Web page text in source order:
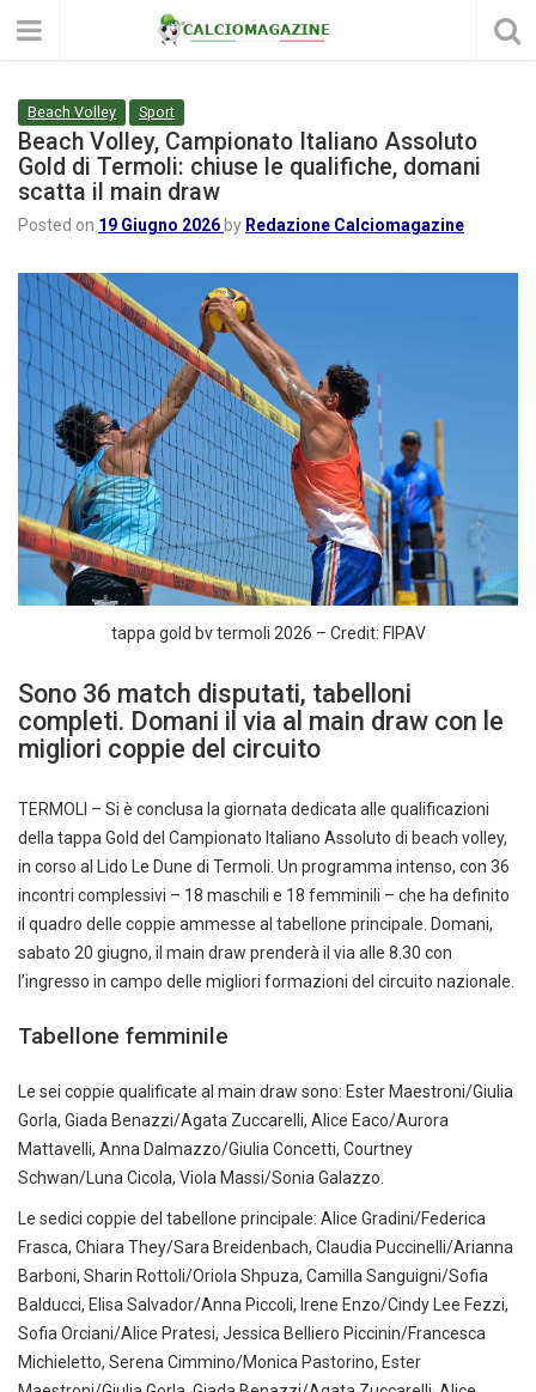
Beach Volley Sport
Beach Volley, Campionato Italiano Assoluto
Gold di Termoli: chiuse le qualifiche, domani
scatta il main draw
Posted on 19 Giugno 2026 by Redazione Calciomagazine
tappa gold bv termoli 2026 – Credit: FIPAV
Sono 36 match disputati, tabelloni
completi. Domani il via al main draw con le
migliori coppie del circuito
TERMOLI – Si è conclusa la giornata dedicata alle qualificazioni
della tappa Gold del Campionato Italiano Assoluto di beach volley,
in corso al Lido Le Dune di Termoli. Un programma intenso, con 36
incontri complessivi – 18 maschili e 18 femminili – che ha definito
il quadro delle coppie ammesse al tabellone principale. Domani,
sabato 20 giugno, il main draw prenderà il via alle 8.30 con
l’ingresso in campo delle migliori formazioni del circuito nazionale.
Tabellone femminile
Le sei coppie qualificate al main draw sono: Ester Maestroni/Giulia
Gorla, Giada Benazzi/Agata Zuccarelli, Alice Eaco/Aurora
Mattavelli, Anna Dalmazzo/Giulia Concetti, Courtney
Schwan/Luna Cicola, Viola Massi/Sonia Galazzo.
Le sedici coppie del tabellone principale: Alice Gradini/Federica
Frasca, Chiara They/Sara Breidenbach, Claudia Puccinelli/Arianna
Barboni, Sharin Rottoli/Oriola Shpuza, Camilla Sanguigni/Sofia
Balducci, Elisa Salvador/Anna Piccoli, Irene Enzo/Cindy Lee Fezzi,
Sofia Orciani/Alice Pratesi, Jessica Belliero Piccinin/Francesca
Michieletto, Serena Cimmino/Monica Pastorino, Ester